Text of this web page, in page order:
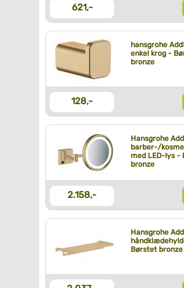
621,-
hansgrohe
enkel krog -
bronze
128,-
Hansgrohe
barber-/
med LED-lys -
bronze
2.158,-
Hansgrohe
Børstet bronze